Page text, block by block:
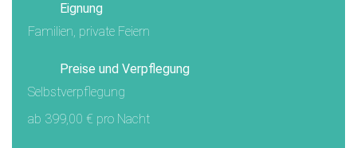
Eignung
Familien, private Feiern
Preise und Verpflegung
Selbstverpflegung
ab 399,00 € pro Nacht